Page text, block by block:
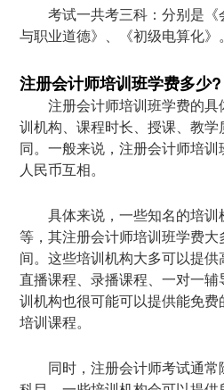
考试一共考三科：分别是
与职业道德》、《初级电算化》
注册会计师培训班学费多少?
注册会计师培训班学费的
训机构、课程时长、授课、教
同。一般来说，注册会计师培
人民币互相。
具体来说，一些知名的培
等，其注册会计师培训班学费大
间。这些培训机构大多可以提
直播课程、录播课程、一对一
训机构也很可能可以提供能免
培训课程。
同时，注册会计师考试通